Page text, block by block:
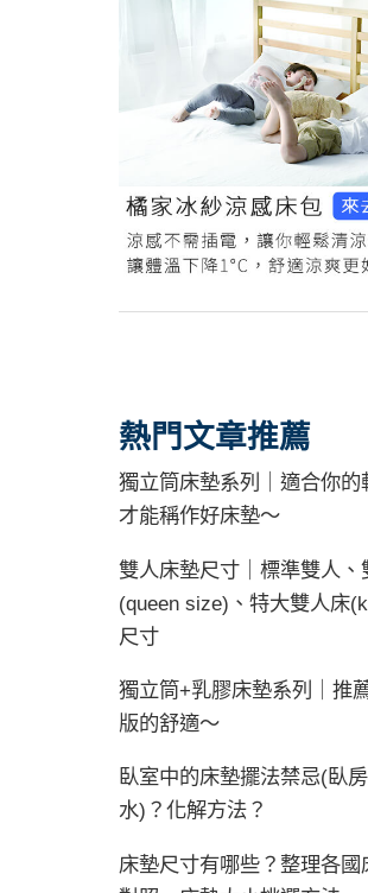
熱門文章推薦
獨立筒床墊系列｜適合你的
才能稱作好床墊～
雙人床墊尺寸｜標準雙人、
(queen size)、特大雙人床
尺寸
獨立筒+乳膠床墊系列｜推
版的舒適～
臥室中的床墊擺法禁忌(臥
水)？化解方法？
床墊尺寸有哪些？整理各國